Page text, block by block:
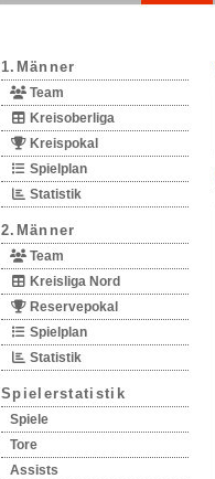
1.Männer
Team
Kreisoberliga
Kreispokal
Spielplan
Statistik
2.Männer
Team
Kreisliga Nord
Reservepokal
Spielplan
Statistik
Spielerstatistik
Spiele
Tore
Assists